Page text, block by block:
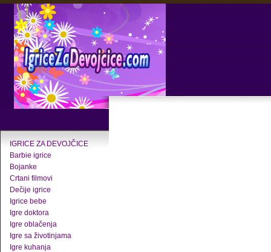
IGRICE ZA DEVOJČICE
Barbie igrice
Bojanke
Crtani filmovi
Dečije igrice
Igrice bebe
Igre doktora
Igre oblačenja
Igre sa životinjama
Igre kuhanja